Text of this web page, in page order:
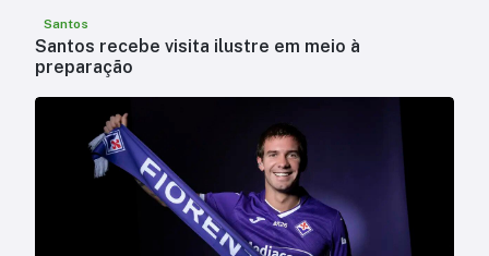
Santos
Santos recebe visita ilustre em meio à
preparação